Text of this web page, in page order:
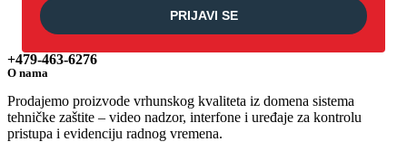
PRIJAVI SE
+479-463-6276
O nama
Prodajemo proizvode vrhunskog kvaliteta iz domena sistema
tehničke zaštite – video nadzor, interfone i uređaje za kontrolu
pristupa i evidenciju radnog vremena.